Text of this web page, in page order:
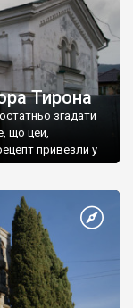
Тирона
згадати
що цей,
привезли у